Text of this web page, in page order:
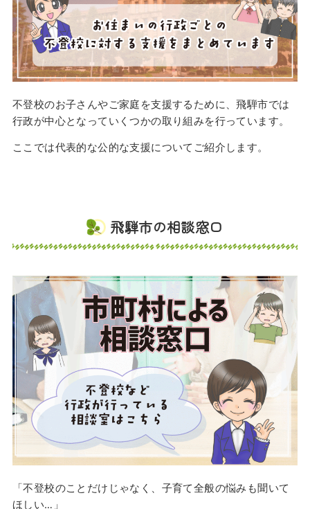
不登校のお子さんやご家庭を支援するために、飛騨市では
行政が中心となっていくつかの取り組みを行っています。
ここでは代表的な公的な支援についてご紹介します。
飛騨市の相談窓口
「不登校のことだけじゃなく、子育て全般の悩みも聞いて
ほしい…」